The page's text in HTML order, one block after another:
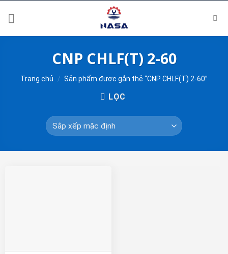
CNP CHLF(T) 2-60
Trang chủ / Sản phẩm được gắn thẻ “CNP CHLF(T) 2-60”
LỌC